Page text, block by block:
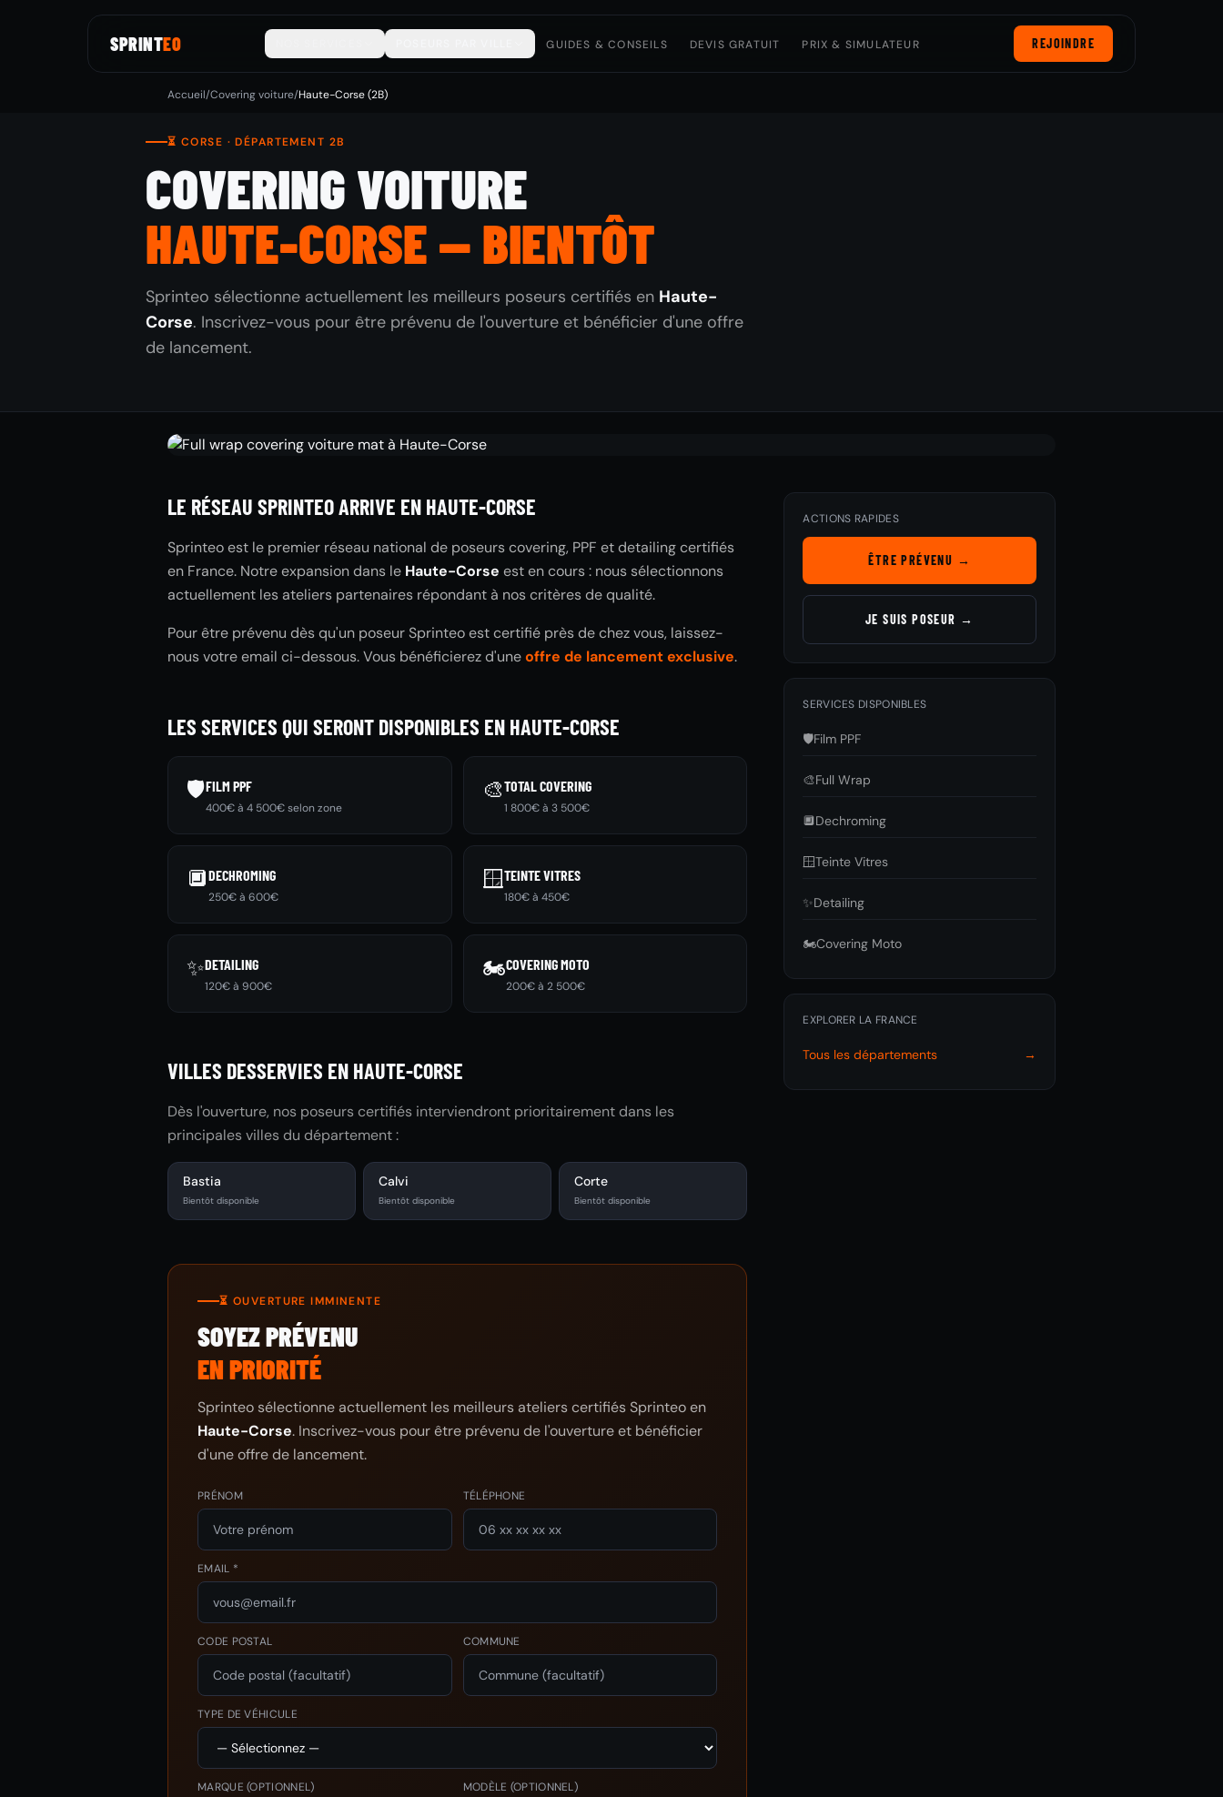
SPRINTEO GUIDES & CONSEILS DEVIS GRATUIT PRIX & SIMULATEUR REJOINDRE
Accueil/Covering voiture/Haute-Corse (2B)
⏳ CORSE · DÉPARTEMENT 2B
COVERING VOITURE
HAUTE-CORSE — BIENTÔT
Sprinteo sélectionne actuellement les meilleurs poseurs certifiés en Haute-
Corse. Inscrivez-vous pour être prévenu de l'ouverture et bénéficier d'une offre
de lancement.
LE RÉSEAU SPRINTEO ARRIVE EN HAUTE-CORSE
Sprinteo est le premier réseau national de poseurs covering, PPF et detailing certifiés
en France. Notre expansion dans le Haute-Corse est en cours : nous sélectionnons
actuellement les ateliers partenaires répondant à nos critères de qualité.
Pour être prévenu dès qu'un poseur Sprinteo est certifié près de chez vous, laissez-
nous votre email ci-dessous. Vous bénéficierez d'uneoffre de lancement exclusive.
LES SERVICES QUI SERONT DISPONIBLES EN HAUTE-CORSE
🛡️FILM PPF
400€ à 4 500€ selon zone
🎨TOTAL COVERING
1 800€ à 3 500€
🔲DECHROMING
250€ à 600€
🪟TEINTE VITRES
180€ à 450€
✨DETAILING
120€ à 900€
🏍️COVERING MOTO
200€ à 2 500€
VILLES DESSERVIES EN HAUTE-CORSE
Dès l'ouverture, nos poseurs certifiés interviendront prioritairement dans les
principales villes du département :
Bastia
Bientôt disponible
Calvi
Bientôt disponible
Corte
Bientôt disponible
⏳ OUVERTURE IMMINENTE
SOYEZ PRÉVENU
EN PRIORITÉ
Sprinteo sélectionne actuellement les meilleurs ateliers certifiés Sprinteo en
Haute-Corse. Inscrivez-vous pour être prévenu de l'ouverture et bénéficier
d'une offre de lancement.
PRÉNOM TÉLÉPHONE
EMAIL *
CODE POSTAL COMMUNE
TYPE DE VÉHICULE
MARQUE(OPTIONNEL) MODÈLE (OPTIONNEL)
ACTIONS RAPIDES
ÊTRE PRÉVENU →
JE SUIS POSEUR →
SERVICES DISPONIBLES
🛡️Film PPF
🎨Full Wrap
🔲Dechroming
🪟Teinte Vitres
✨Detailing
🏍️Covering Moto
EXPLORER LA FRANCE
Tous les départements →